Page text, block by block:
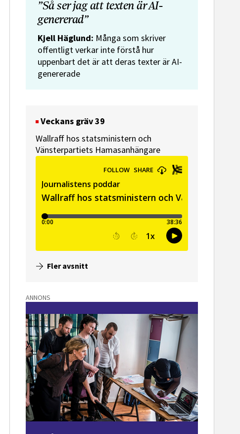
”Så ser jag att texten är AI-
genererad”
Kjell Häglund: Många som skriver
offentligt verkar inte förstå hur
uppenbart det är att deras texter är AI-
genererade
Veckans gräv 39
Wallraff hos statsministern och
Vänsterpartiets Hamasanhängare
Fler avsnitt
ANNONS